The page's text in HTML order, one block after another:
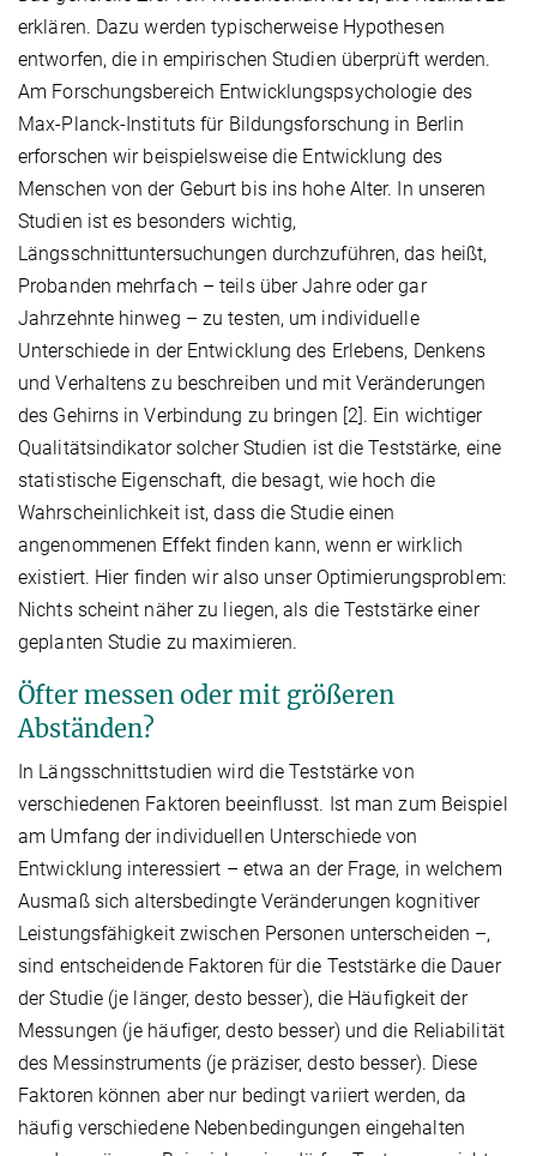
erklären. Dazu werden typischerweise Hypothesen
entworfen, die in empirischen Studien überprüft werden.
Am Forschungsbereich Entwicklungspsychologie des
Max-Planck-Instituts für Bildungsforschung in Berlin
erforschen wir beispielsweise die Entwicklung des
Menschen von der Geburt bis ins hohe Alter. In unseren
Studien ist es besonders wichtig,
Längsschnittuntersuchungen durchzuführen, das heißt,
Probanden mehrfach – teils über Jahre oder gar
Jahrzehnte hinweg – zu testen, um individuelle
Unterschiede in der Entwicklung des Erlebens, Denkens
und Verhaltens zu beschreiben und mit Veränderungen
des Gehirns in Verbindung zu bringen [2]. Ein wichtiger
Qualitätsindikator solcher Studien ist die Teststärke, eine
statistische Eigenschaft, die besagt, wie hoch die
Wahrscheinlichkeit ist, dass die Studie einen
angenommenen Effekt finden kann, wenn er wirklich
existiert. Hier finden wir also unser Optimierungsproblem:
Nichts scheint näher zu liegen, als die Teststärke einer
geplanten Studie zu maximieren.
Öfter messen oder mit größeren
Abständen?
In Längsschnittstudien wird die Teststärke von
verschiedenen Faktoren beeinflusst. Ist man zum Beispiel
am Umfang der individuellen Unterschiede von
Entwicklung interessiert – etwa an der Frage, in welchem
Ausmaß sich altersbedingte Veränderungen kognitiver
Leistungsfähigkeit zwischen Personen unterscheiden –,
sind entscheidende Faktoren für die Teststärke die Dauer
der Studie (je länger, desto besser), die Häufigkeit der
Messungen (je häufiger, desto besser) und die Reliabilität
des Messinstruments (je präziser, desto besser). Diese
Faktoren können aber nur bedingt variiert werden, da
häufig verschiedene Nebenbedingungen eingehalten